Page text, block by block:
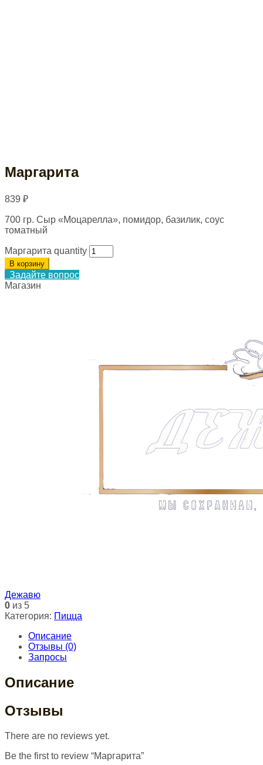
Маргарита
839 ₽
700 гр. Сыр «Моцарелла», помидор, базилик, соус
томатный
Маргарита quantity
В корзину
Задайте вопрос
Магазин
Дежавю
0 из 5
Категория: Пицца
Описание
Отзывы (0)
Запросы
Описание
Отзывы
There are no reviews yet.
Be the first to review “Маргарита”